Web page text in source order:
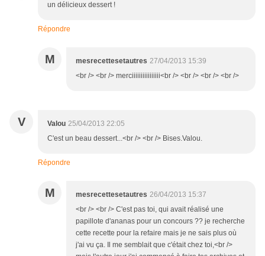
un délicieux dessert !
Répondre
M mesrecettesetautres 27/04/2013 15:39
<br /> <br /> merciiiiiiiiiiiiiiii<br /> <br /> <br /> <br />
V Valou 25/04/2013 22:05
C'est un beau dessert...<br /> <br /> Bises.Valou.
Répondre
M mesrecettesetautres 26/04/2013 15:37
<br /> <br /> C'est pas toi, qui avait réalisé une
papillote d'ananas pour un concours ?? je recherche
cette recette pour la refaire mais je ne sais plus où
j'ai vu ça. Il me semblait que c'était chez toi,<br />